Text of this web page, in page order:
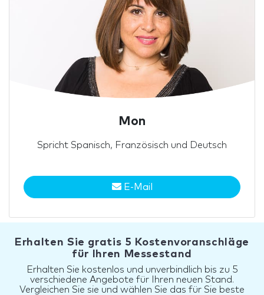
Mon
Spricht Spanisch, Französisch und Deutsch
E-Mail
Erhalten Sie gratis 5 Kostenvoranschläge
für Ihren Messestand
Erhalten Sie kostenlos und unverbindlich bis zu 5
verschiedene Angebote für Ihren neuen Stand.
Vergleichen Sie sie und wählen Sie das für Sie beste